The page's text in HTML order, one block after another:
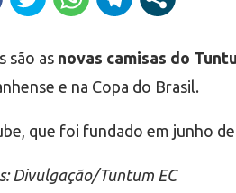
são as novas camisas do
e na Copa do Brasil.
que foi fundado em junho
Divulgação/Tuntum EC